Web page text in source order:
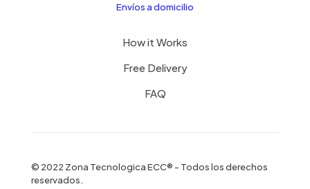
Envíos a domicilio
How it Works
Free Delivery
FAQ
© 2022 Zona Tecnologica ECC® - Todos los derechos
reservados.